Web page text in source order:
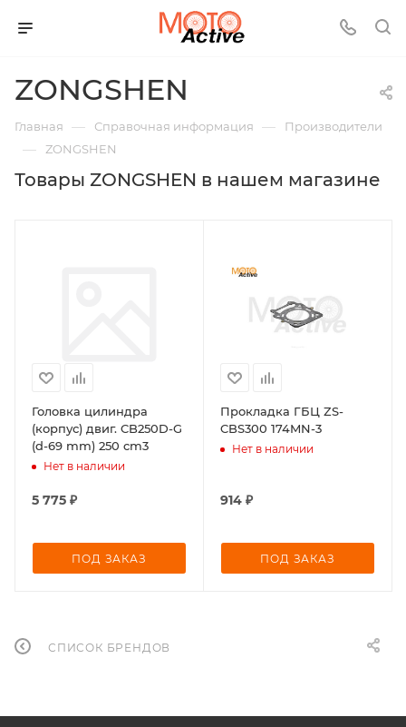
ZONGSHEN
Главная — Справочная информация — Производители
— ZONGSHEN
Товары ZONGSHEN в нашем магазине
Головка цилиндра
(корпус) двиг. CB250D-G
(d-69 mm) 250 cm3
Нет в наличии
5 775 ₽
ПОД ЗАКАЗ
Прокладка ГБЦ ZS-
CBS300 174MN-3
Нет в наличии
914 ₽
ПОД ЗАКАЗ
СПИСОК БРЕНДОВ